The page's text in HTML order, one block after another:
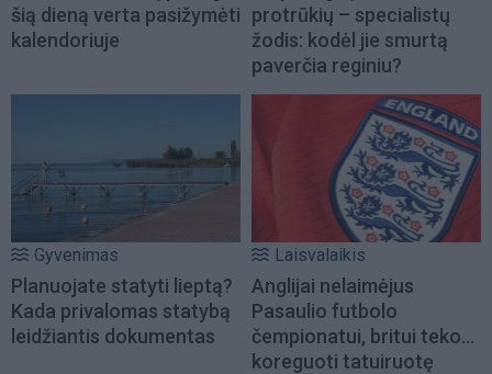
šią dieną verta pasižymėti
kalendoriuje
protrūkių – specialistų
žodis: kodėl jie smurtą
paverčia reginiu?
Gyvenimas
Planuojate statyti lieptą?
Kada privalomas statybą
leidžiantis dokumentas
Laisvalaikis
Anglijai nelaimėjus
Pasaulio futbolo
čempionatui, britui teko...
koreguoti tatuiruotę